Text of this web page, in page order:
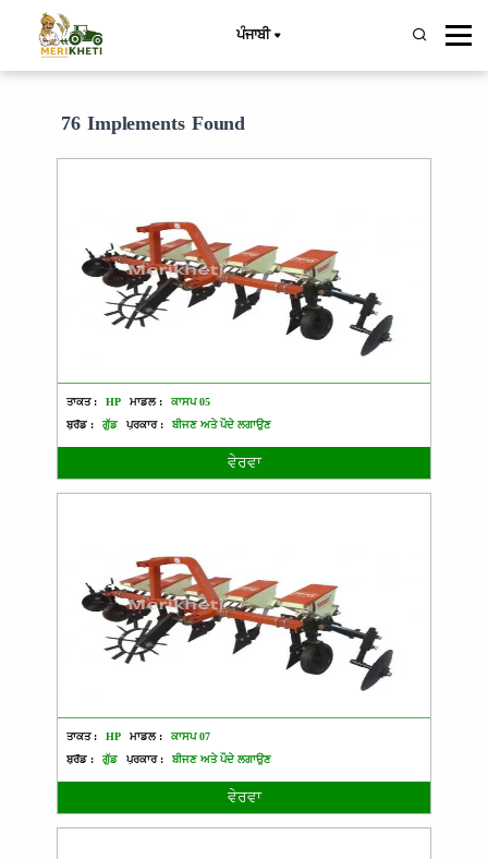
ਪੰਜਾਬੀ
76 Implements Found
ਤਾਕਤ : HP ਮਾਡਲ :
ਕਾਸਪ 05
ਬ੍ਰੈਂਡ :
ਗੁੱਡ ਪ੍ਰਕਾਰ : ਬੀਜਣ ਅਤੇ ਪੌਦੇ ਲਗਾਉਣ
ਵੇਰਵਾ
ਤਾਕਤ : HP ਮਾਡਲ :
ਕਾਸਪ 07
ਬ੍ਰੈਂਡ :
ਗੁੱਡ ਪ੍ਰਕਾਰ : ਬੀਜਣ ਅਤੇ ਪੌਦੇ ਲਗਾਉਣ
ਵੇਰਵਾ